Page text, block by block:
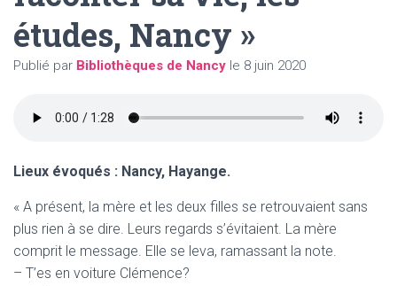
études, Nancy »
Publié par Bibliothèques de Nancy le 8 juin 2020
Lieux évoqués : Nancy, Hayange.
« A présent, la mère et les deux filles se retrouvaient sans
plus rien à se dire. Leurs regards s’évitaient. La mère
comprit le message. Elle se leva, ramassant la note.
– T’es en voiture Clémence?